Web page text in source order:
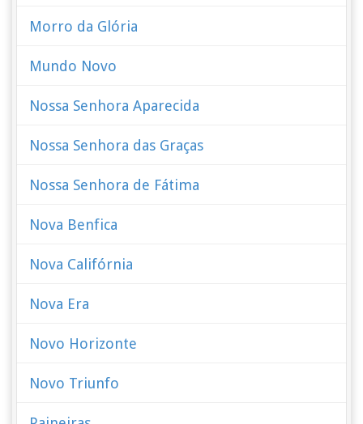
Morro da Glória
Mundo Novo
Nossa Senhora Aparecida
Nossa Senhora das Graças
Nossa Senhora de Fátima
Nova Benfica
Nova Califórnia
Nova Era
Novo Horizonte
Novo Triunfo